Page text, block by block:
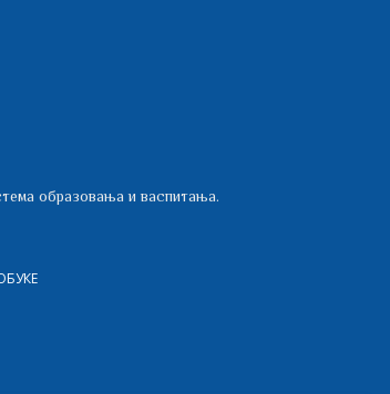
образовања и васпитања.